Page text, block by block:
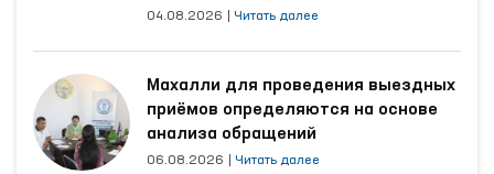
наибольшее количество обращений
04.08.2026 Читать далее
Махалли для проведения выездных
приёмов определяются на основе
анализа обращений
06.08.2026 Читать далее